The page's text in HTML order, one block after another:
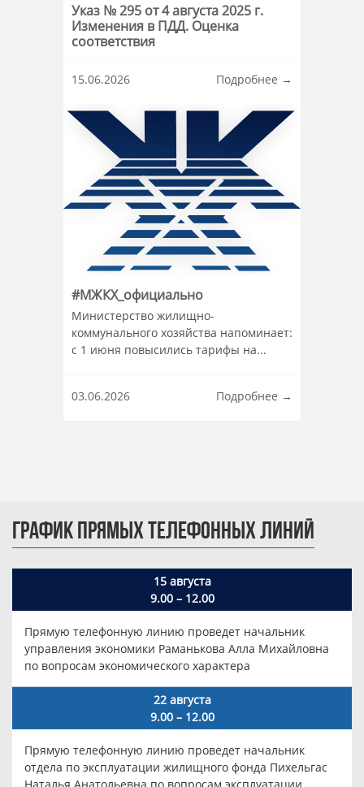
Указ № 295 от 4 августа 2025 г.
Изменения в ПДД. Оценка
соответствия
15.06.2026
Подробнее →
#МЖКХ_официально
Информация о материале
Министерство жилищно-
коммунального хозяйства напоминает:
с 1 июня повысились тарифы на...
03.06.2026 Подробнее →
ГРАФИК ПРЯМЫХ ТЕЛЕФОННЫХ ЛИНИЙ
15 августа
9.00 – 12.00
Прямую телефонную линию проведет начальник
управления экономики Раманькова Алла Михайловна
по вопросам экономического характера
22 августа
9.00 – 12.00
Прямую телефонную линию проведет начальник
отдела по эксплуатации жилищного фонда Пихельгас
Наталья Анатольевна по вопросам эксплуатации